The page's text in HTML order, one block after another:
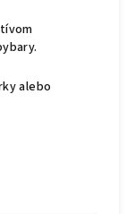
alebo